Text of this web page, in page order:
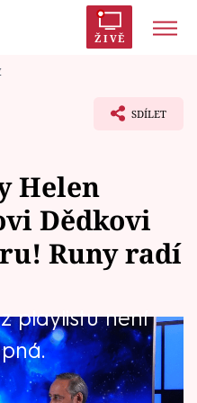
ŽIVĚ
SDÍLET
Helen
Dědkovi
Runy radí
playlistu není
magična a tajemna,
z
moderátorů